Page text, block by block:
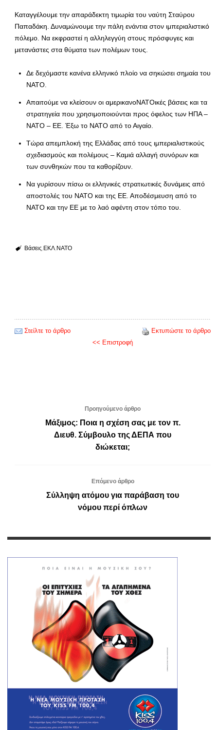
Καταγγέλουμε την απαράδεκτη τιμωρία του ναύτη Σταύρου
Παπαδάκη. Δυναμώνουμε την πάλη ενάντια στον ιμπεριαλιστικό
πόλεμο. Να εκφραστεί η αλληλεγγύη στους πρόσφυγες και
μετανάστες στα θύματα των πολέμων τους.
Δε δεχόμαστε κανένα ελληνικό πλοίο να σηκώσει σημαία του
ΝΑΤΟ.
Απαιτούμε να κλείσουν οι αμερικανοΝΑΤΟικές βάσεις και τα
στρατηγεία που χρησιμοποιούνται προς όφελος των ΗΠΑ –
ΝΑΤΟ – ΕΕ. Έξω το ΝΑΤΟ από το Αιγαίο.
Τώρα απεμπλοκή της Ελλάδας από τους ιμπεριαλιστικούς
σχεδιασμούς και πολέμους – Καμιά αλλαγή συνόρων και
των συνθηκών που τα καθορίζουν.
Να γυρίσουν πίσω οι ελληνικές στρατιωτικές δυνάμεις από
αποστολές του ΝΑΤΟ και της ΕΕ. Αποδέσμευση από το
ΝΑΤΟ και την ΕΕ με το λαό αφέντη στον τόπο του.
Βάσεις ΕΚΛ ΝΑΤΟ
Στείλτε το άρθρο
Εκτυπώστε το άρθρο
<< Επιστροφή
Προηγούμενο άρθρο
Μάξιμος: Ποια η σχέση σας με τον π.
Διευθ. Σύμβουλο της ΔΕΠΑ που
διώκεται;
Επόμενο άρθρο
Σύλληψη ατόμου για παράβαση του
νόμου περί όπλων